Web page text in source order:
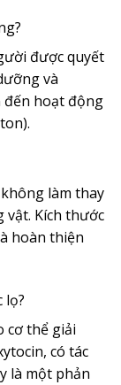
được quyết
và
hoạt động
làm thay
vật. Kích thước
hoàn thiện
lọ?
cơ thể giải
có tác
là một phản